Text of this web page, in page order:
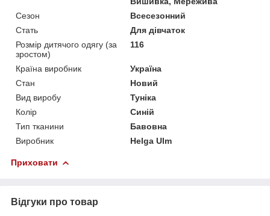
Сезон
Всесезонний
Стать
Для дівчаток
Розмір дитячого одягу (за
зростом)
116
Країна виробник
Україна
Стан
Новий
Вид виробу
Туніка
Колір
Синій
Тип тканини
Бавовна
Виробник
Helga Ulm
Приховати
Відгуки про товар